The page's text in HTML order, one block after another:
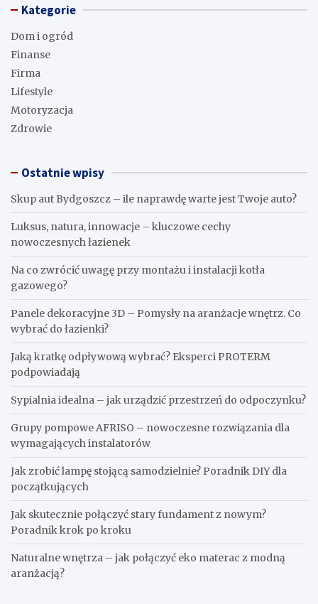
Kategorie
Dom i ogród
Finanse
Firma
Lifestyle
Motoryzacja
Zdrowie
Ostatnie wpisy
Skup aut Bydgoszcz – ile naprawdę warte jest Twoje auto?
Luksus, natura, innowacje – kluczowe cechy
nowoczesnych łazienek
Na co zwrócić uwagę przy montażu i instalacji kotła
gazowego?
Panele dekoracyjne 3D – Pomysły na aranżacje wnętrz. Co
wybrać do łazienki?
Jaką kratkę odpływową wybrać? Eksperci PROTERM
podpowiadają
Sypialnia idealna – jak urządzić przestrzeń do odpoczynku?
Grupy pompowe AFRISO – nowoczesne rozwiązania dla
wymagających instalatorów
Jak zrobić lampę stojącą samodzielnie? Poradnik DIY dla
początkujących
Jak skutecznie połączyć stary fundament z nowym?
Poradnik krok po kroku
Naturalne wnętrza – jak połączyć eko materac z modną
aranżacją?